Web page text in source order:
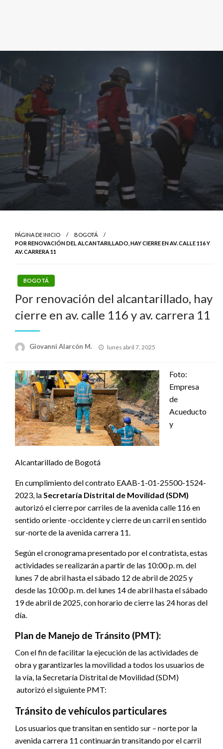
PÁGINA DE INICIO
BOGOTÁ
POR RENOVACIÓN DEL ALCANTARILLADO, HAY CIERRE EN AV. CALLE 116 Y
AV. CARRERA 11
BOGOTÁ
Por renovación del alcantarillado, hay
cierre en av. calle 116 y av. carrera 11
Giovanni Alarcón M.
Publicado
lunes abril 7, 2025
Foto:
Empresa
de
Acueducto
y
Alcantarillado de Bogotá
En cumplimiento del contrato EAAB-1-01-25500-1524-
2023, laSecretaría Distrital de Movilidad (SDM)
autorizó el cierre por carriles de la avenida calle 116 en
sentido oriente -occidente y cierre de un carril en sentido
sur-norte de la avenida carrera 11.
Según el cronograma presentado por el contratista, estas
actividades se realizarán a partir de las 10:00 p. m. del
lunes 7 de abril hasta el sábado 12 de abril de 2025 y
desde las 10:00 p. m. del lunes 14 de abril hasta el sábado
19 de abril de 2025, con horario de cierre las 24 horas del
día.
Plan de Manejo de Tránsito (PMT):
Con el fin de facilitar la ejecución de las actividades de
obra y garantizarles la movilidad a todos los usuarios de
la vía, la Secretaría Distrital de Movilidad (SDM)
autorizó el siguiente PMT:
Tránsito de vehículos particulares
Los usuarios que transitan en sentido sur – norte por la
avenida carrera 11 continuarán transitando por el carril